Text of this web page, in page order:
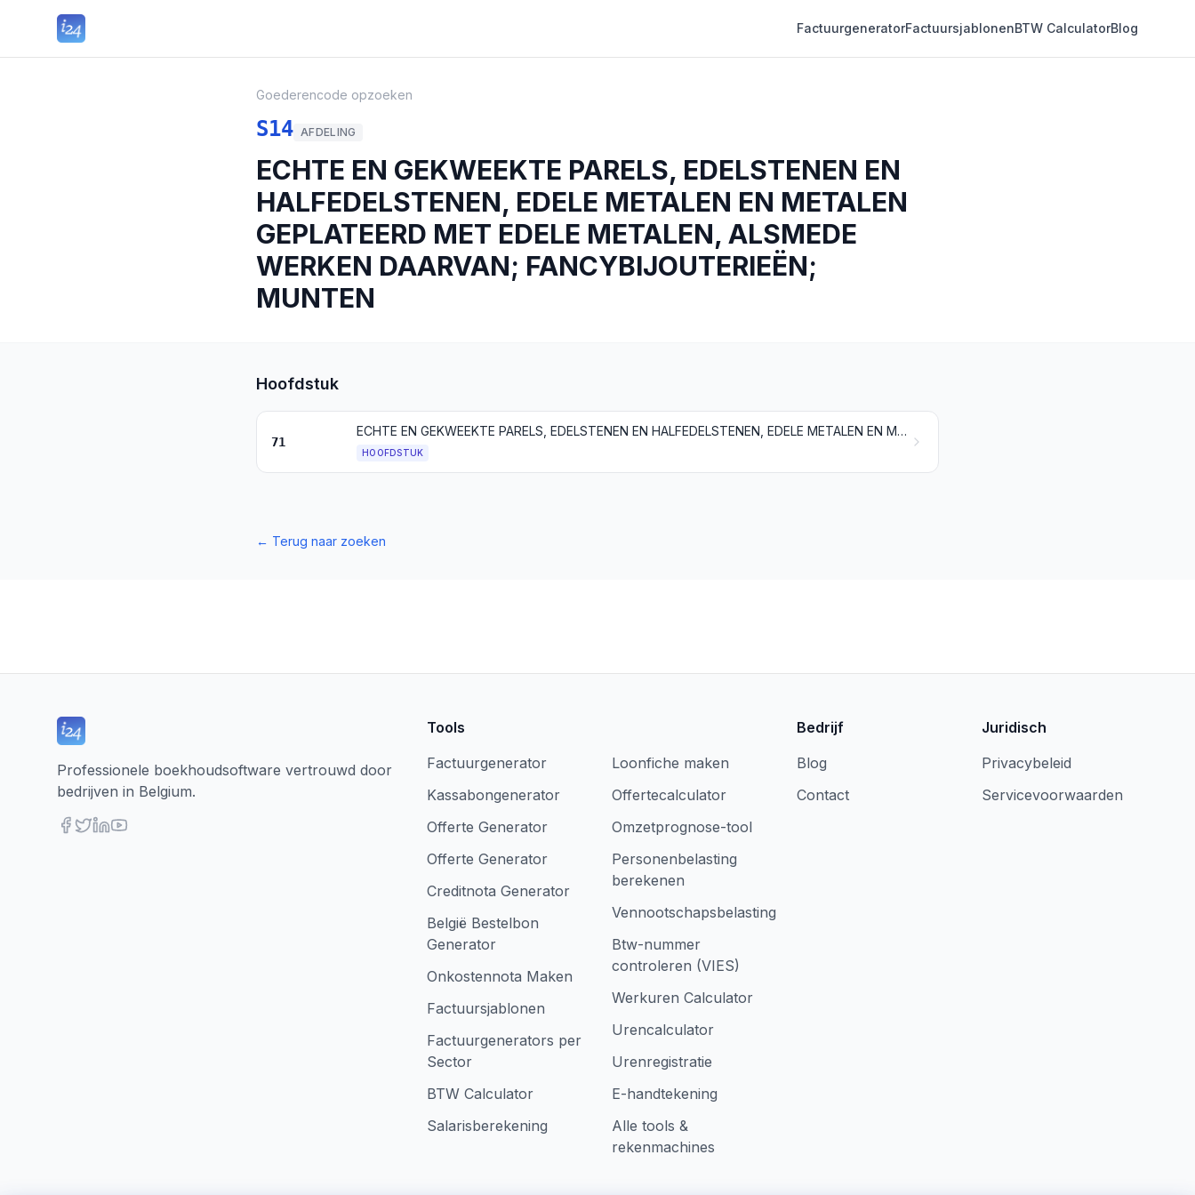
FactuurgeneratorFactuursjablonenBTW CalculatorBlog
Goederencode opzoeken
S14 AFDELING
ECHTE EN GEKWEEKTE PARELS, EDELSTENEN EN
HALFEDELSTENEN, EDELE METALEN EN METALEN
GEPLATEERD MET EDELE METALEN, ALSMEDE
WERKEN DAARVAN; FANCYBIJOUTERIEËN;
MUNTEN
Hoofdstuk
71
ECHTE EN GEKWEEKTE PARELS, EDELSTENEN EN HALFEDELSTENEN, EDELE METALEN EN METALEN GEPLATEERD MET EDELE METALEN, ALSMEDE WERKEN DAARVAN; FANCYBIJOUTERIEËN; MUNTEN
HOOFDSTUK
← Terug naar zoeken
Professionele boekhoudsoftware vertrouwd door
bedrijven in Belgium.
Tools
Factuurgenerator
Kassabongenerator
Offerte Generator
Offerte Generator
Creditnota Generator
België Bestelbon
Generator
Onkostennota Maken
Factuursjablonen
Factuurgenerators per
Sector
BTW Calculator
Salarisberekening
Loonfiche maken
Offertecalculator
Omzetprognose-tool
Personenbelasting
berekenen
Vennootschapsbelasting
Btw-nummer
controleren (VIES)
Werkuren Calculator
Urencalculator
Urenregistratie
E-handtekening
Alle tools &
rekenmachines
Bedrijf
Blog
Contact
Juridisch
Privacybeleid
Servicevoorwaarden